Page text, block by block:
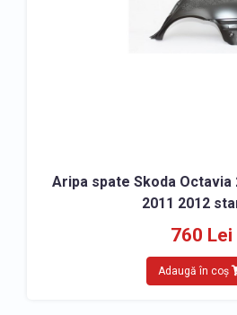
Aripa spate Skoda Octavia
2011 2012
760 Lei
Adaugă în coș